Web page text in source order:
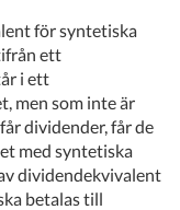
för syntetiska
ett
i ett
men som inte är
dividender, får de
med syntetiska
dividendekvivalent
betalas till